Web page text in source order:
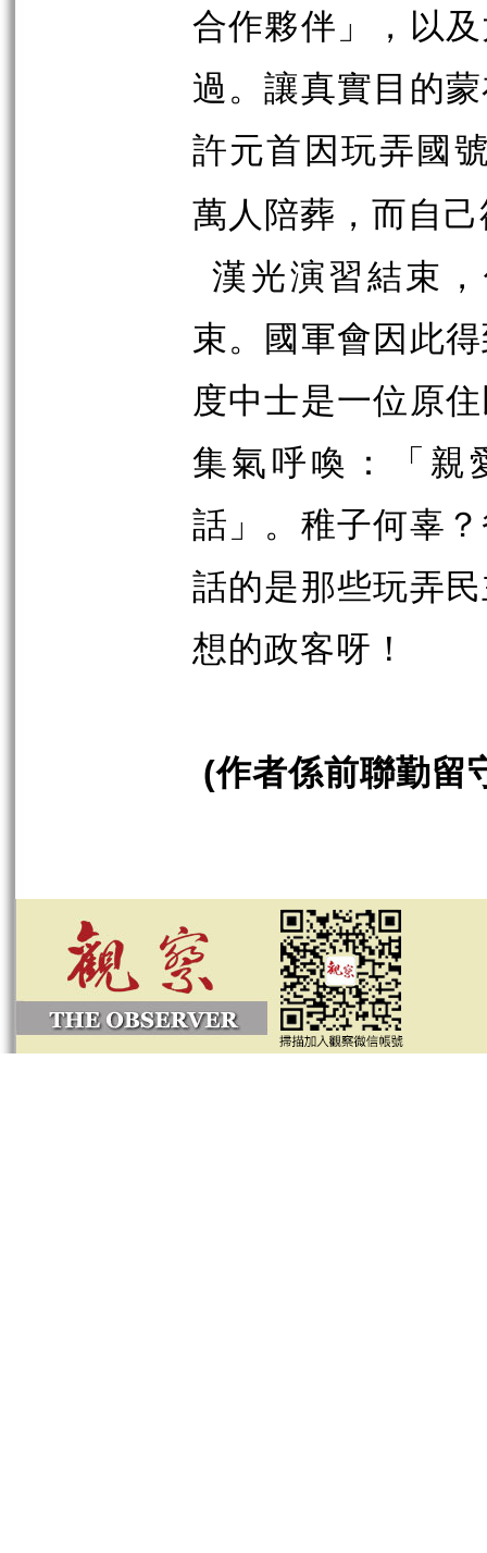
合作夥伴」，以
過。讓真實目的
許元首因玩弄國
萬人陪葬，而自
漢光演習結束
束。國軍會因此
度中士是一位原
集氣呼喚：「親
話」。稚子何辜
話的是那些玩弄
想的政客呀！
(作者係前聯勤留